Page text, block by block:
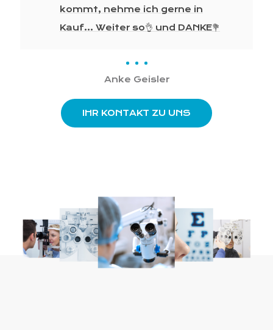
kommt, nehme ich gerne in
Kauf... Weiter so👌 und DANKE💐
Anke Geisler
IHR KONTAKT ZU UNS